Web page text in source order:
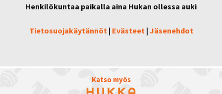
Henkilökuntaa paikalla aina Hukan ollessa auki
Tietosuojakäytännöt | Evästeet | Jäsenehdot
Katso myös